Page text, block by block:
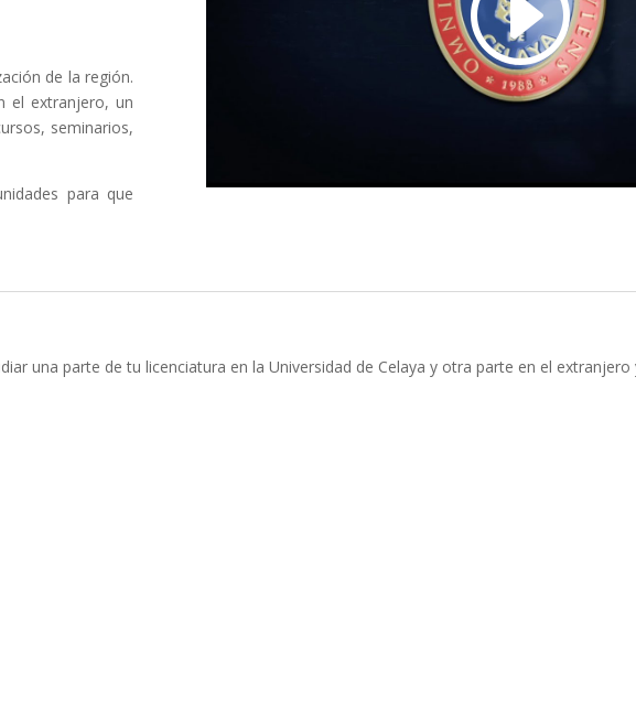
de la región.
el extranjero, un
seminarios,
para que
una parte de tu licenciatura en la Universidad de Celaya y otra parte en el extranjero